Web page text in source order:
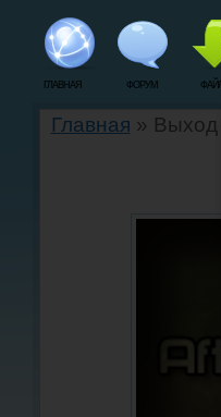
ГЛАВНАЯ ФОРУМ
Главная »